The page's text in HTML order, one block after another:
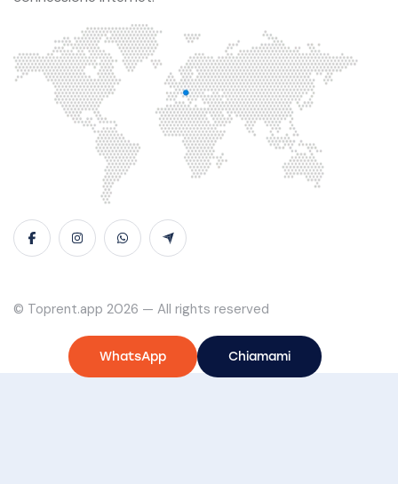
© Toprent.app 2026 — All rights reserved
WhatsApp Chiamami